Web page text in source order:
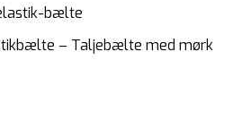
– Taljebælte med mørk